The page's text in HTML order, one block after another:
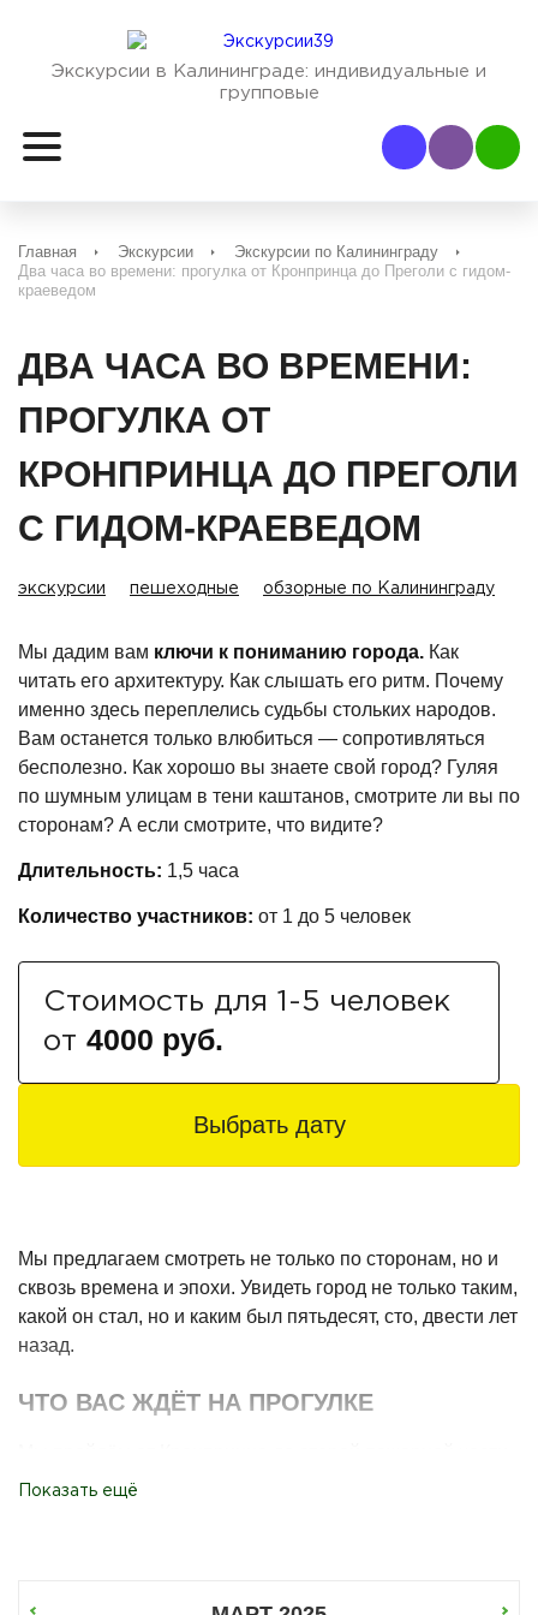
Экскурсии в Калининграде: индивидуальные и
групповые
Наш Viber
Наш
Главная Экскурсии
Экскурсии по Калининграду
Два часа во времени: прогулка от Кронпринца до Преголи с гидом-
краеведом
ДВА ЧАСА ВО ВРЕМЕНИ:
ПРОГУЛКА ОТ
КРОНПРИНЦА ДО ПРЕГОЛИ
С ГИДОМ-КРАЕВЕДОМ
экскурсии пешеходные обзорные по Калининграду
Мы дадим вам ключи к пониманию города. Как
читать его архитектуру. Как слышать его ритм. Почему
именно здесь переплелись судьбы стольких народов.
Вам останется только влюбиться — сопротивляться
бесполезно. Как хорошо вы знаете свой город? Гуляя
по шумным улицам в тени каштанов, смотрите ли вы по
сторонам? А если смотрите, что видите?
Длительность: 1,5 часа
Количество участников: от 1 до 5 человек
Стоимость для 1-5 человек
от 4000 руб.
Выбрать дату
Мы предлагаем смотреть не только по сторонам, но и
сквозь времена и эпохи. Увидеть город не только таким,
какой он стал, но и каким был пятьдесят, сто, двести лет
назад.
ЧТО ВАС ЖДЁТ НА ПРОГУЛКЕ
Нас будут окружать разные эпохи:
Показать ещё